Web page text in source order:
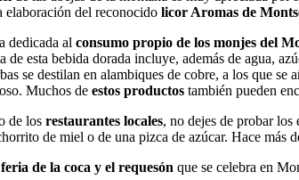
elaboración del reconocido licor Aromas de
dedicada al consumo propio de los monjes del
de esta bebida dorada incluye, además de agua,
se destilan en alambiques de cobre, a los que
Muchos de estos productos también pueden
de los restaurantes locales, no dejes de probar los
de miel o de una pizca de azúcar. Hace más
de la coca y el requesón que se celebra en